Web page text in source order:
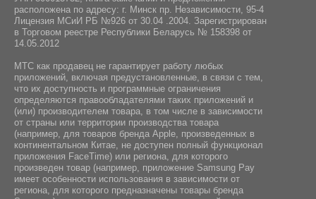
расположена по адресу: г. Минск пр. Независимости, 95-4
Лицензия МСиИ РБ №926 от 30.04 .2004. Зарегистрирован
в Торговом реестре Республики Беларусь № 158398 от
14.05.2012
МТС как продавец не гарантирует работу любых
приложений, включая предустановленные, в связи с тем,
что их доступность и программные ограничения
определяются правообладателями таких приложений и
(или) производителем товара, в том числе в зависимости
от страны или территории производства товара
(например, для товаров бренда Apple, произведенных в
континентальном Китае, не доступен полный функционал
приложения FaceTime) или региона, для которого
произведен товар (например, приложение Samsung Pay
имеет особенности использования в зависимости от
региона, для которого предназначены товары бренда